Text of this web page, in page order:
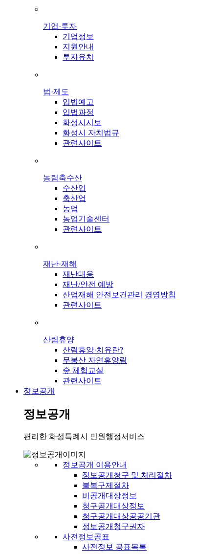
기업·투자
기업정보
지원안내
투자유치
법·제도
입법예고
입법과정
화성시시보
화성시 자치법규
관련사이트
농림축수산
수산업
축산업
농업
농업기술센터
관련사이트
재난·재해
재난대응
재난/안전 예방
산업재해 안전보건관리 경영방침
관련사이트
산림휴양
산림휴양·치유란?
무봉산 자연휴양림
숲 체험교실
관련사이트
정보공개
정보공개
편리한 화성특례시 민원행정서비스
정보공개 이용안내
정보공개청구 및 처리절차
불복구제절차
비공개대상정보
청구공개대상정보
청구공개대상공공기관
정보공개청구권자
사전정보공표
사전정보 공표목록